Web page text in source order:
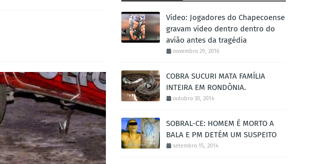
Vídeo: Jogadores do Chapecoense
gravam vídeo dentro dentro do
avião antes da tragédia
novembro 29, 2016
COBRA SUCURI MATA FAMÍLIA
INTEIRA EM RONDÔNIA.
outubro 30, 2014
SOBRAL-CE: HOMEM É MORTO A
BALA E PM DETÉM UM SUSPEITO
setembro 15, 2014